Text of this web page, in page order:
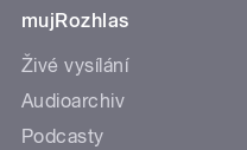
mujRozhlas
Živé vysílání
Audioarchiv
Podcasty